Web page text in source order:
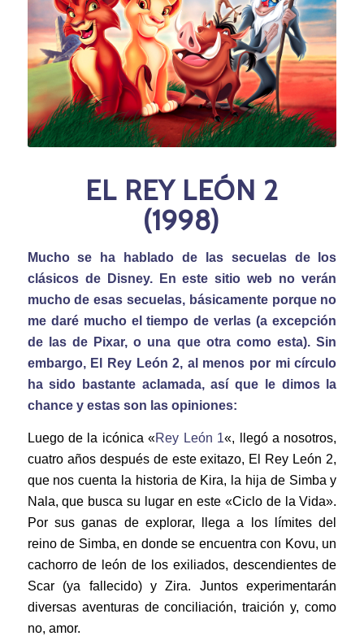
EL REY LEÓN 2
(1998)
Mucho se ha hablado de las secuelas de los
clásicos de Disney. En este sitio web no verán
mucho de esas secuelas, básicamente porque no
me daré mucho el tiempo de verlas (a excepción
de las de Pixar, o una que otra como esta). Sin
embargo, El Rey León 2, al menos por mi círculo
ha sido bastante aclamada, así que le dimos la
chance y estas son las opiniones:
Luego de la icónica «Rey León 1«, llegó a nosotros,
cuatro años después de este exitazo, El Rey León 2,
que nos cuenta la historia de Kira, la hija de Simba y
Nala, que busca su lugar en este «Ciclo de la Vida».
Por sus ganas de explorar, llega a los límites del
reino de Simba, en donde se encuentra con Kovu, un
cachorro de león de los exiliados, descendientes de
Scar (ya fallecido) y Zira. Juntos experimentarán
diversas aventuras de conciliación, traición y, como
no, amor.